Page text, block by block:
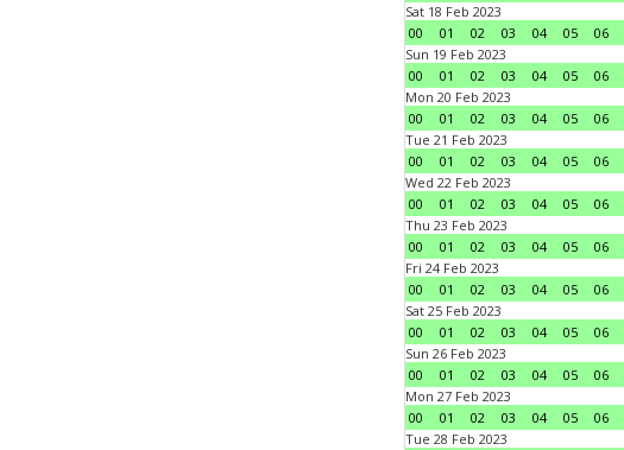
Sat 18 Feb 2023
00
01 02 03 04 05 06
Sun 19 Feb 2023
00
01 02 03 04 05 06
Mon 20 Feb 2023
00
01 02 03 04 05 06
Tue 21 Feb 2023
00
01 02 03 04 05 06
Wed 22 Feb 2023
00
01 02 03 04 05 06
Thu 23 Feb 2023
00
01 02 03 04 05 06
Fri 24 Feb 2023
00
01 02 03 04 05 06
Sat 25 Feb 2023
00
01 02 03 04 05 06
Sun 26 Feb 2023
00
01 02 03 04 05 06
Mon 27 Feb 2023
00
01 02 03 04 05 06
Tue 28 Feb 2023